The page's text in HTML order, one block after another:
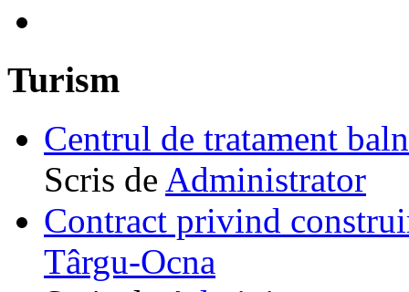
Turism
Centrul de tratament
Scris de Administrator
Contract privind
Târgu-Ocna